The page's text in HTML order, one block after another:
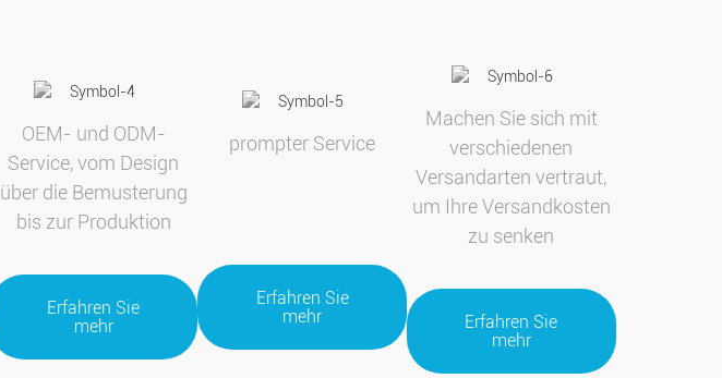
OEM- und ODM-
Service, vom Design
über die Bemusterung
bis zur Produktion
Erfahren Sie
mehr
prompter Service
Erfahren Sie
mehr
Machen Sie sich mit
verschiedenen
Versandarten vertraut,
um Ihre Versandkosten
zu senken
Erfahren Sie
mehr